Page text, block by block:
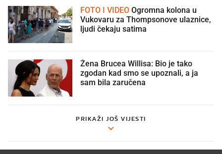
FOTO I VIDEO
Vukovaru za Thompsonove ulaznice,
ljudi čekaju satima
Žena Brucea Willisa: Bio je tako
zgodan kad smo se upoznali, a ja
sam bila zaručena
PRIKAŽI JOŠ VIJESTI